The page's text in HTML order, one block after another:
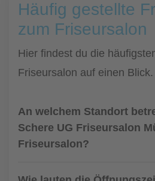
Häufig gestellte
zum Friseursalon
Hier findest du die
Friseursalon auf einen Blick.
An welchem Standort
Schere UG Friseursalon
Friseursalon?